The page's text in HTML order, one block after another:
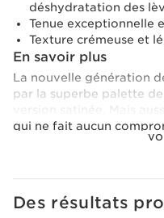
déshydratation des
Tenue exceptionnelle
Texture crémeuse et
En savoir plus
La nouvelle génération
par la superbe palette
qui ne fait aucun
tenue et intensité de la
formule va assurer
Des résultats